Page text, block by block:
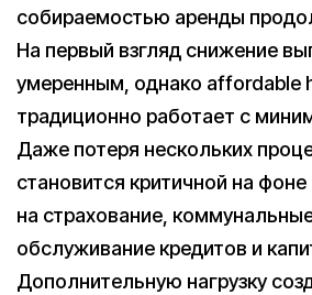
собираемостью аренды
На первый взгляд снижение
умеренным, однако affordable
традиционно работает с
Даже потеря нескольких
становится критичной на
на страхование,
обслуживание кредитов и
Дополнительную нагрузку